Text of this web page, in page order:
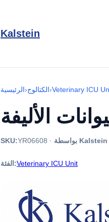
Kalstein
الرئيسية›الكتالوج›Veterinary ICU
SKU:YR06608 · بواسطة Kalstein
الفئة:Veterinary ICU Unit